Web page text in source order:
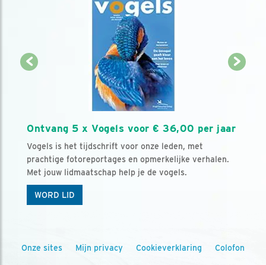
Ontvang 5 x Vogels voor € 36,00 per jaar
Vogels is het tijdschrift voor onze leden, met
prachtige fotoreportages en opmerkelijke verhalen.
Met jouw lidmaatschap help je de vogels.
WORD LID
Onze sites Mijn privacy Cookieverklaring Colofon